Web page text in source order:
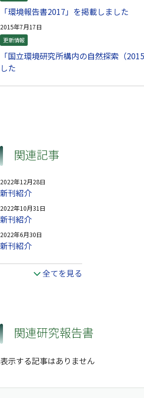
「環境報告書2017」を掲載しました
2015年7月17日
更新情報
「国立環境研究所構内の自然探索（
した
関連記事
2022年12月28日
新刊紹介
2022年10月31日
新刊紹介
2022年6月30日
新刊紹介
全てを見る
関連研究報告書
表示する記事はありません